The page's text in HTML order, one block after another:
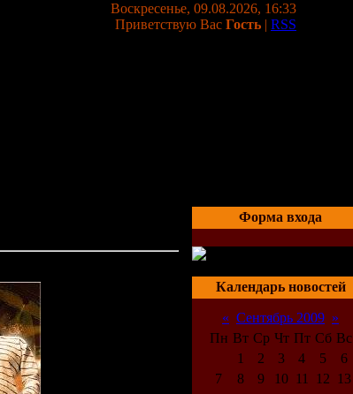
Воскресенье, 09.08.2026, 16:33
Приветствую Вас Гость | RSS
Форма входа
Календарь новостей
« Сентябрь 2009 »
Пн Вт Ср Чт Пт Сб Вс
1
2 3 4 5
6
7
8 9 10 11 12
13